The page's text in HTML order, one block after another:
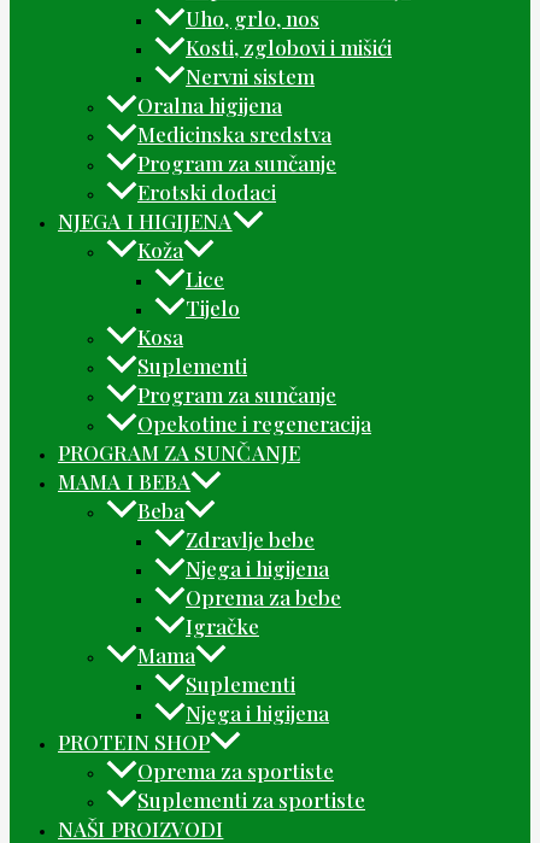
Uho, grlo, nos
Kosti, zglobovi i mišići
Nervni sistem
Oralna higijena
Medicinska sredstva
Program za sunčanje
Erotski dodaci
NJEGA I HIGIJENA
Koža
Lice
Tijelo
Kosa
Suplementi
Program za sunčanje
Opekotine i regeneracija
PROGRAM ZA SUNČANJE
MAMA I BEBA
Beba
Zdravlje bebe
Njega i higijena
Oprema za bebe
Igračke
Mama
Suplementi
Njega i higijena
PROTEIN SHOP
Oprema za sportiste
Suplementi za sportiste
NAŠI PROIZVODI